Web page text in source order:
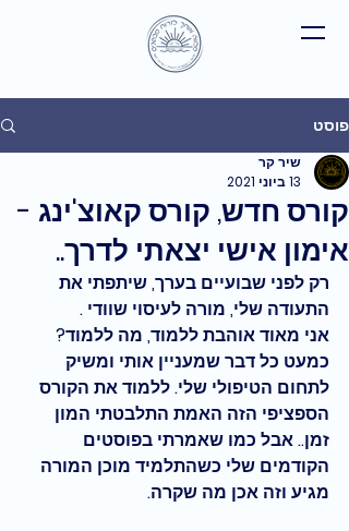
פוסט
קורס חדש, קורס קאוצ'ינג -
אימון אישי יצאתי לדרך..
שיר קר
13 ביוני 2021
רק לפני שבועיים בערך, שיתפתי את
התעודה שלי, מורה לעיסוי שוודי .
אני מאוד אוהבת ללמוד, מה ללמוד?
כמעט כל דבר שמעניין אותי ומשיק
לתחום הטיפולי שלי. ללמוד את הקורס
הספציפי הזה האמת התלבטתי המון
זמן.. אבל כמו שאמרתי בפוסטים
הקודמים שלי כשהתלמיד מוכן המורה
מגיע וזה אכן מה שקרה.